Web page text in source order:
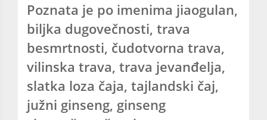
Poznata je po imenima jiaogulan,
biljka dugovečnosti, trava
besmrtnosti, čudotvorna trava,
vilinska trava, trava jevanđelja,
slatka loza čaja, tajlandski čaj,
južni ginseng, ginseng